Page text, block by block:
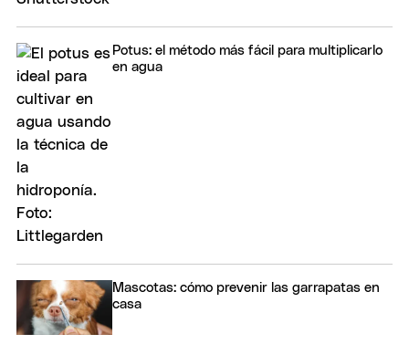
Potus: el método más fácil para multiplicarlo
en agua
Mascotas: cómo prevenir las garrapatas en
casa